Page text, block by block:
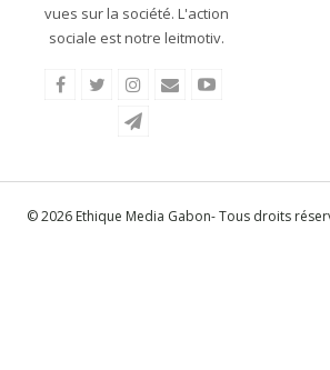
vues sur la société. L'action
sociale est notre leitmotiv.
© 2026 Ethique Media Gabon- Tous droits